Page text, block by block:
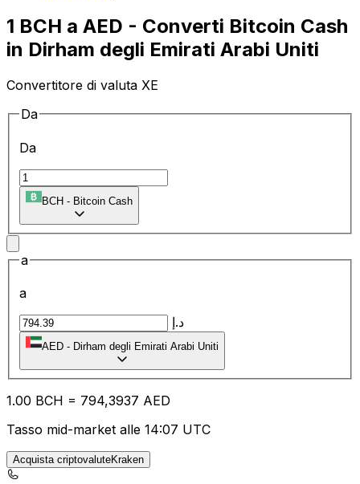
1 BCH a AED - Converti Bitcoin Cash
in Dirham degli Emirati Arabi Uniti
Convertitore di valuta XE
Da
Da
BCH - Bitcoin Cash
a
a
د.إ
AED - Dirham degli Emirati Arabi Uniti
1.00 BCH = 794,3937 AED
Tasso mid-market alle 14:07 UTC
Acquista criptovaluteKraken